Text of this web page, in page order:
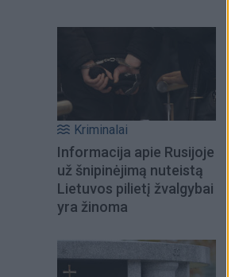
Kriminalai
Informacija apie Rusijoje
už šnipinėjimą nuteistą
Lietuvos pilietį žvalgybai
yra žinoma